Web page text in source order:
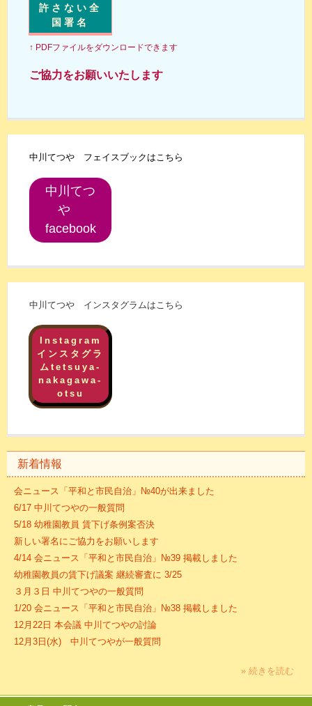
許さない全
国署名
↑ PDFファイルをダウンロードできます
ご協力をお願いいたします
中川てつや フェイスブックはこちら
中川てつ
や
facebook
中川てつや インスタグラムはこちら
Instagram
インスタグラ
ムtetsuya-
nakagawa-
otsu
新着情報
会ニュース「平和と市民自治」№40が出来ました
6/17 中川てつやの一般質問
5/18 幼稚園教員 賃下げ条例案否決
新しい署名にご協力をお願いします
4/14 会ニュース「平和と市民自治」№39 掲載しました
幼稚園教員の賃下げ議案 継続審査に 3/25
３月３日 中川てつやの一般質問
1/20 会ニュース「平和と市民自治」№38 掲載しました
12月22日 本会議 中川てつやの討論
12月3日(水) 中川てつやが一般質問
» 続きを読む